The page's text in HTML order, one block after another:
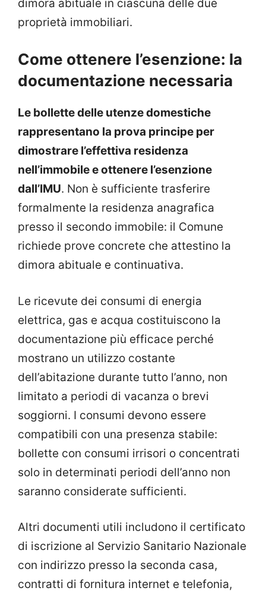
dimora abituale in ciascuna delle due
proprietà immobiliari.
Come ottenere l’esenzione: la
documentazione necessaria
Le bollette delle utenze domestiche
rappresentano la prova principe per
dimostrare l’effettiva residenza
nell’immobile e ottenere l’esenzione
dall’IMU. Non è sufficiente trasferire
formalmente la residenza anagrafica
presso il secondo immobile: il Comune
richiede prove concrete che attestino la
dimora abituale e continuativa.
Le ricevute dei consumi di energia
elettrica, gas e acqua costituiscono la
documentazione più efficace perché
mostrano un utilizzo costante
dell’abitazione durante tutto l’anno, non
limitato a periodi di vacanza o brevi
soggiorni. I consumi devono essere
compatibili con una presenza stabile:
bollette con consumi irrisori o concentrati
solo in determinati periodi dell’anno non
saranno considerate sufficienti.
Altri documenti utili includono il certificato
di iscrizione al Servizio Sanitario Nazionale
con indirizzo presso la seconda casa,
contratti di fornitura internet e telefonia,